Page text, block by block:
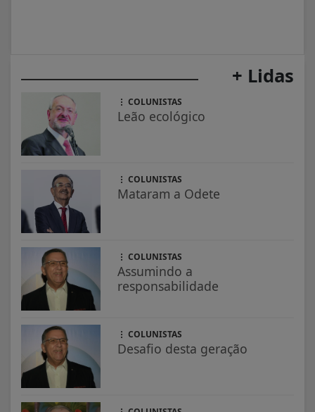
+ Lidas
COLUNISTAS
Leão ecológico
COLUNISTAS
Mataram a Odete
COLUNISTAS
Assumindo a
responsabilidade
COLUNISTAS
Desafio desta geração